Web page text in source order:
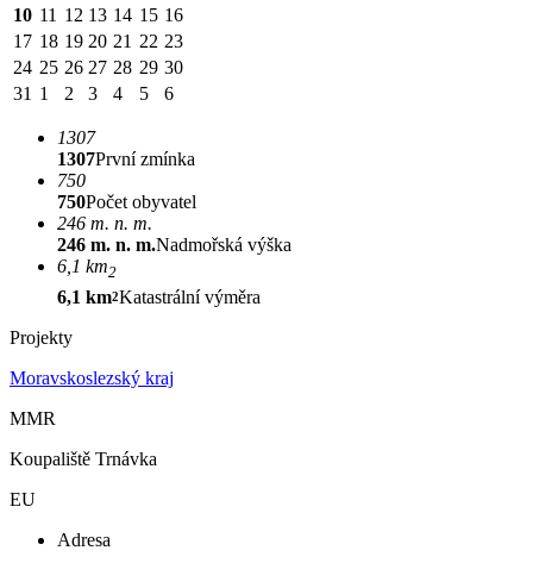
10 11 12 13 14 15 16
17 18 19 20 21 22 23
24 25 26 27 28 29 30
31 1 2 3 4 5 6
1307
1307První zmínka
750
750Počet obyvatel
246 m. n. m.
246 m. n. m.Nadmořská výška
6,1 km2
6,1 km2Katastrální výměra
Projekty
Moravskoslezský kraj
MMR
Koupaliště Trnávka
EU
Adresa